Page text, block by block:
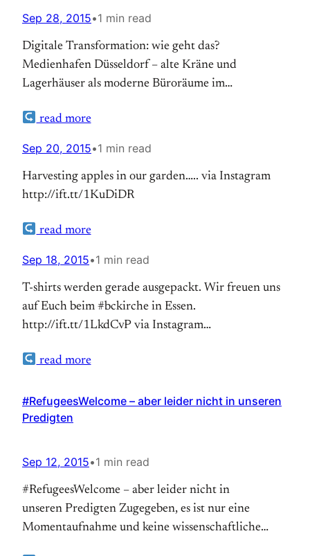
Sep 28, 2015•1 min read
Digitale Transformation: wie geht das?
Medienhafen Düsseldorf – alte Kräne und
Lagerhäuser als moderne Büroräume im
fehlt noch das Stichwort “Digitalisierung” – es ist
wenn die EKD-Synode im November letztes Jahres
Impulse gegeben hat, dass man sich in der
evangelischen Kirche des Themas Digitalisierung
read more
Sep 20, 2015•1 min read
Harvesting apples in our garden….. via Instagram
http://ift.tt/1KuDiDR
read more
Sep 18, 2015•1 min read
T-shirts werden gerade ausgepackt. Wir freuen uns
auf Euch beim #bckirche in Essen.
http://ift.tt/1LkdCvP via Instagram
read more
#RefugeesWelcome – aber leider nicht in unseren
Predigten
Sep 12, 2015•1 min read
#RefugeesWelcome – aber leider nicht in
unseren Predigten Zugegeben, es ist nur eine
Momentaufnahme und keine wissenschaftliche